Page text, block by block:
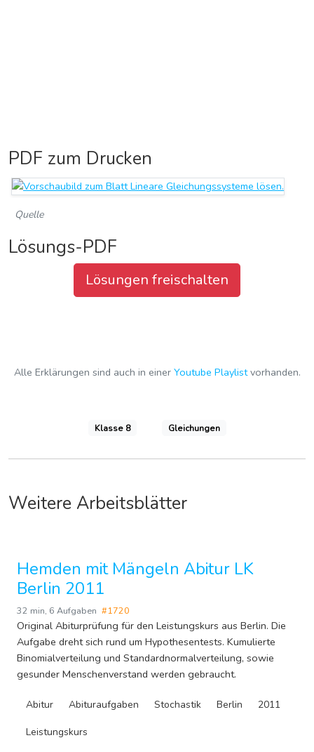
PDF zum Drucken
Arbeitsblatt herunterladen
Quelle
Lösungs-PDF
Lösungen freischalten
Alle Erklärungen sind auch in einer Youtube Playlistvorhanden.
Klasse 8 Gleichungen
Weitere Arbeitsblätter
Hemden mit Mängeln Abitur LK
Berlin 2011
32 min, 6 Aufgaben #1720
Original Abiturprüfung für den Leistungskurs aus Berlin. Die
Aufgabe dreht sich rund um Hypothesentests. Kumulierte
Binomialverteilung und Standardnormalverteilung, sowie
gesunder Menschenverstand werden gebraucht.
Abitur Abituraufgaben Stochastik Berlin 2011
Leistungskurs